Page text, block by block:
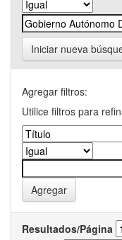
Iniciar nueva
Agregar filtros:
Utilice filtros para
Resultados/Página